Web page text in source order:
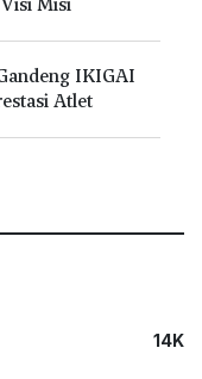
Misi
IKIGAI
Atlet
14K